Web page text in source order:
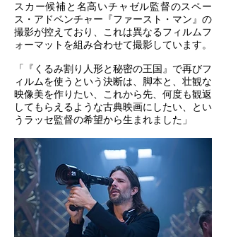
スカー候補と名高いチャゼル監督のスペー
ス・アドベンチャー『ファースト・マン』の
撮影が控えており、これは異なるフィルムフ
ォーマットを組み合わせて撮影しています。
「『くるみ割り人形と秘密の王国』で再びフ
ィルムを使うという決断は、脚本と、壮観な
映像美を作りたい、これから先、何度も観返
してもらえるような古典映画にしたい、とい
うラッセ監督の希望から生まれました」